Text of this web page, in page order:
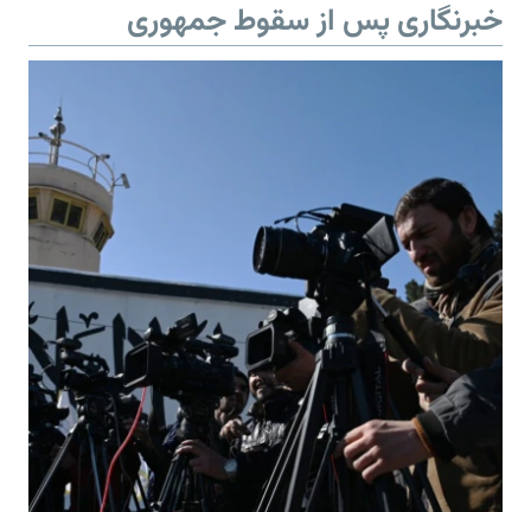
خبرنگاری پس از سقوط جمهوری